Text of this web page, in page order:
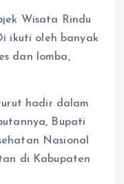
Wisata Rindu
ikuti oleh banyak
dan lomba,
hadir dalam
Bupati
Nasional
di Kabupaten